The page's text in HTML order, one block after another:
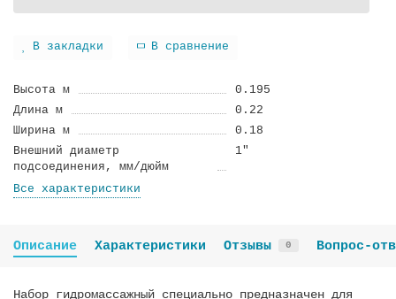
В закладки В сравнение
Высота м
0.195
Длина м
0.22
Ширина м
0.18
Внешний диаметр
подсоединения, мм/дюйм
1"
Все характеристики
Описание Характеристики Отзывы 0 Вопрос-
Набор гидромассажный специально предназначен для